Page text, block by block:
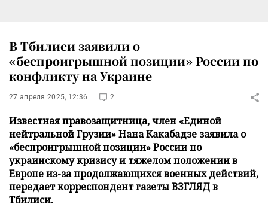
В Тбилиси заявили о
«беспроигрышной позиции» России по
конфликту на Украине
27 апреля 2025, 12:36 2
Известная правозащитница, член «Единой
нейтральной Грузии» Нана Какабадзе заявила о
«беспроигрышной позиции» России по
украинскому кризису и тяжелом положении в
Европе из-за продолжающихся военных действий,
передает корреспондент газеты ВЗГЛЯД в
Тбилиси.